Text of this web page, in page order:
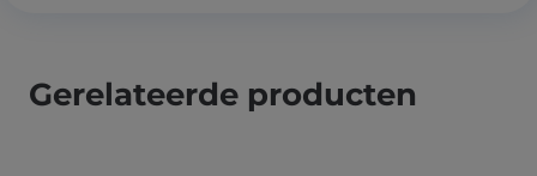
Gerelateerde producten